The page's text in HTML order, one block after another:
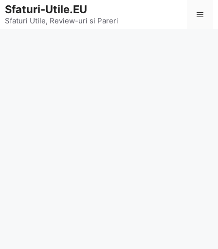
Sari
la
Sfaturi-Utile.EU
Sfaturi Utile, Review-uri si Pareri